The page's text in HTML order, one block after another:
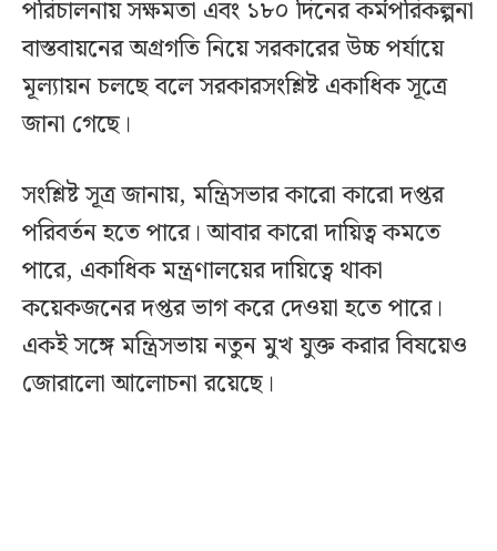
পরিচালনায় সক্ষমতা এবং ১৮০ দিনের কর্মপরিকল্পনা
বাস্তবায়নের অগ্রগতি নিয়ে সরকারের উচ্চ পর্যায়ে
মূল্যায়ন চলছে বলে সরকারসংশ্লিষ্ট একাধিক সূত্রে
জানা গেছে।
সংশ্লিষ্ট সূত্র জানায়, মন্ত্রিসভার কারো কারো দপ্তর
পরিবর্তন হতে পারে। আবার কারো দায়িত্ব কমতে
পারে, একাধিক মন্ত্রণালয়ের দায়িত্বে থাকা
কয়েকজনের দপ্তর ভাগ করে দেওয়া হতে পারে।
একই সঙ্গে মন্ত্রিসভায় নতুন মুখ যুক্ত করার বিষয়েও
জোরালো আলোচনা রয়েছে।